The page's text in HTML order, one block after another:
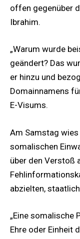
offen gegenüber
Ibrahim.
„Warum wurde
geändert? Das
er hinzu und
Domainnamens
E-Visums.
Am Samstag
somalischen
über den Verstoß
abzielten,
„Eine somalische
Ehre oder Einheit